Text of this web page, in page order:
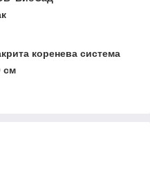
коренева система
см